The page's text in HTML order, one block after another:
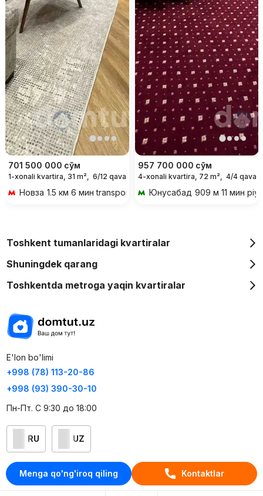
Menga qo'ng'iroq qiling Kontaktlar
701 500 000 сўм
1-xonali kvartira, 31 m², 6/12 qavat
Новза 1.5 км 6 мин transportda
957 700 000 сўм
4-xonali kvartira, 72 m², 4/4 qavat
Юнусабад 909 м 11 мин
Toshkent tumanlaridagi kvartiralar
Shuningdek qarang
Toshkentda metroga yaqin kvartiralar
E'lon bo'limi
+998 (78) 113-20-86
+998 (93) 390-30-10
Пн-Пт. С 9:30 до 18:00
RU UZ
Kontaktlar